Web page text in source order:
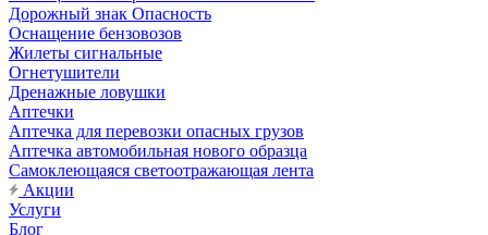
Дорожный знак Опасность
Оснащение бензовозов
Жилеты сигнальные
Огнетушители
Дренажные ловушки
Аптечки
Аптечка для перевозки опасных грузов
Аптечка автомобильная нового образца
Самоклеющаяся светоотражающая лента
Акции
Услуги
Блог